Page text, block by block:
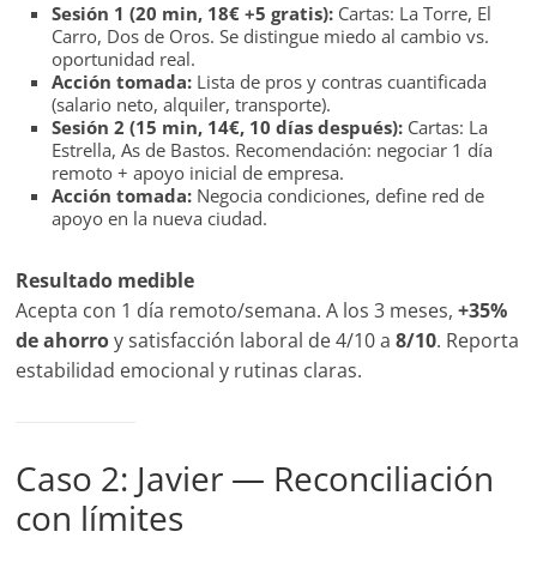
Sesión 1 (20 min, 18€ +5 gratis): Cartas: La Torre, El
Carro, Dos de Oros. Se distingue miedo al cambio vs.
oportunidad real.
Acción tomada: Lista de pros y contras cuantificada
(salario neto, alquiler, transporte).
Sesión 2 (15 min, 14€, 10 días después): Cartas: La
Estrella, As de Bastos. Recomendación: negociar 1 día
remoto + apoyo inicial de empresa.
Acción tomada: Negocia condiciones, define red de
apoyo en la nueva ciudad.
Resultado medible
Acepta con 1 día remoto/semana. A los 3 meses,+35%
de ahorroy satisfacción laboral de 4/10 a8/10. Reporta
estabilidad emocional y rutinas claras.
Caso 2: Javier — Reconciliación
con límites